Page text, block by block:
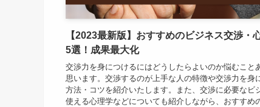
【2023最新版】おすすめのビジネス交渉・
5選！成果最大化
交渉力を身につけるにはどうしたらよいのか悩むこと
思います。交渉するのが上手な人の特徴や交渉力を身
方法・コツを紹介いたします。また、交渉に必要なビ
使える心理学などについても紹介しながら、おすすめ